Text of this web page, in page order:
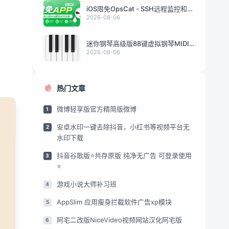
iOS限免OpsCat - SSH远程监控和管
理服务器 v1
2026-08-06
迷你钢琴高级版88键虚拟钢琴MIDI
乐器录音工具
2026-08-06
热门文章
1 微博轻享版官方精简版微博
2
安卓水印一键去除抖音，小红书等视频平台无
水印下载
3
抖音谷歌版⭐共存原版 纯净无广告 可登录使用
⭐
4 游戏小说大师补习班
5 AppSlim 应用瘦身拦截软件广告xp模块
6 阿宅二改版NiceVideo视频网站汉化阿宅版